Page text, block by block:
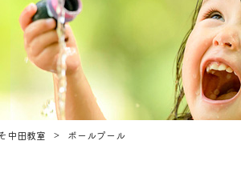
中田教室 ボールプール